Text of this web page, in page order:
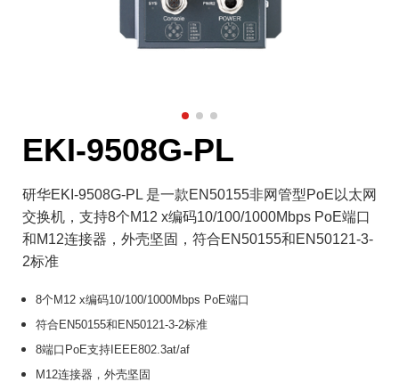
EKI-9508G-PL
研华EKI-9508G-PL 是一款EN50155非网管型PoE以太网
交换机，支持8个M12 x编码10/100/1000Mbps PoE端口
和M12连接器，外壳坚固，符合EN50155和EN50121-3-
2标准
8个M12 x编码10/100/1000Mbps PoE端口
符合EN50155和EN50121-3-2标准
8端口PoE支持IEEE802.3at/af
M12连接器，外壳坚固